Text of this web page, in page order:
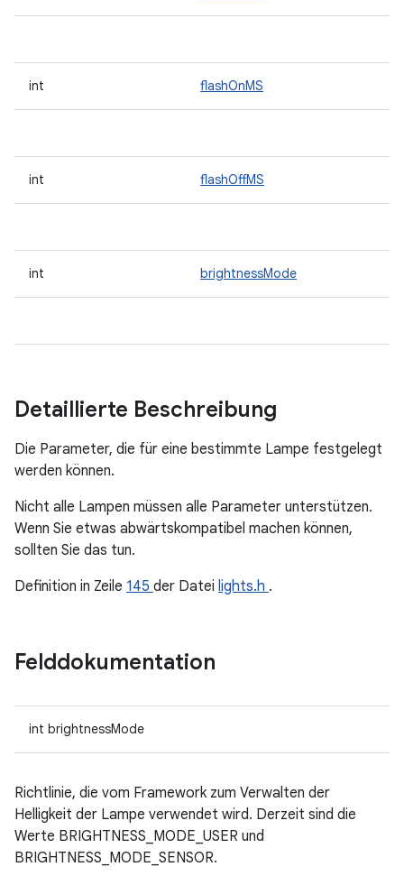
int flashOnMS
int flashOffMS
int brightnessMode
Detaillierte Beschreibung
Die Parameter, die für eine bestimmte Lampe festgelegt
werden können.
Nicht alle Lampen müssen alle Parameter unterstützen.
Wenn Sie etwas abwärtskompatibel machen können,
sollten Sie das tun.
Definition in Zeile 145 der Datei lights.h .
Felddokumentation
int brightnessMode
Richtlinie, die vom Framework zum Verwalten der
Helligkeit der Lampe verwendet wird. Derzeit sind die
Werte BRIGHTNESS_MODE_USER und
BRIGHTNESS_MODE_SENSOR.